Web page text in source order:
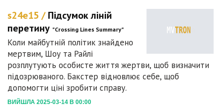
s24e15 /Підсумок ліній
перетину "Crossing Lines Summary"
Коли майбутній політик знайдено
мертвим, Шоу та Райлі
розплутують особисте життя жертви, щоб визначити
підозрюваного. Бакстер відновлює себе, щоб
допомогти ціні зробити справу.
ВИЙШЛА 2025-03-14 В 00:00